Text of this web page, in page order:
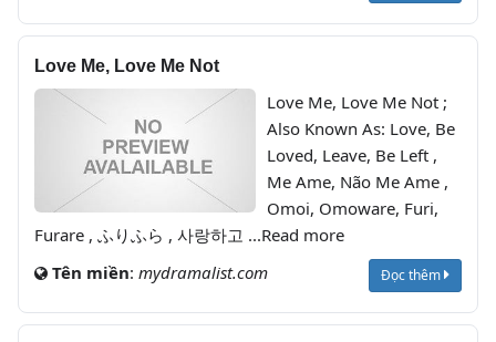
Love Me, Love Me Not
Love Me, Love Me Not ;
Also Known As: Love, Be
Loved, Leave, Be Left ,
Me Ame, Não Me Ame ,
Omoi, Omoware, Furi,
Furare , ふりふら , 사랑하고 ...Read more
Tên miền: mydramalist.com Đọc thêm